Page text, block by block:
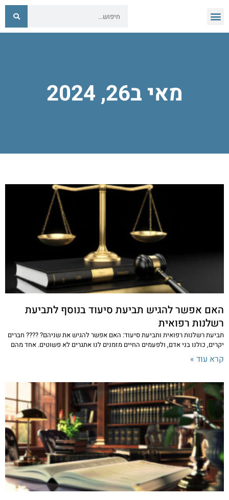
מאי ב26, 2024
האם אפשר להגיש תביעת סיעוד בנוסף לתביעת
רשלנות רפואית
תביעת רשלנות רפואית ותביעת סיעוד: האם אפשר להגיש את שניהם? ???? חברים
יקרים, כולנו בני אדם, ולפעמים החיים מזמנים לנו אתגרים לא פשוטים. אחד מהם
קרא עוד »